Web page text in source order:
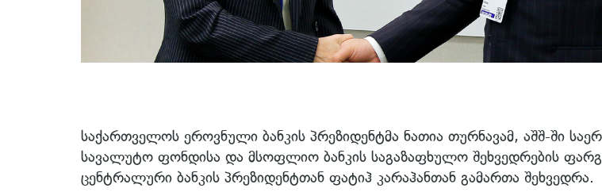
საქართველოს ეროვნული ბანკის პრეზიდენტმა ნათია თურნავამ, აშშ-ში
სავალუტო ფონდისა და მსოფლიო ბანკის საგაზაფხულო შეხვედრების
ცენტრალური ბანკის პრეზიდენტთან ფატიჰ კარაჰანთან გამართა შეხვედრა.